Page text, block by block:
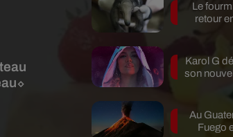
Le
retour
Karol G
son
Au
Fuego